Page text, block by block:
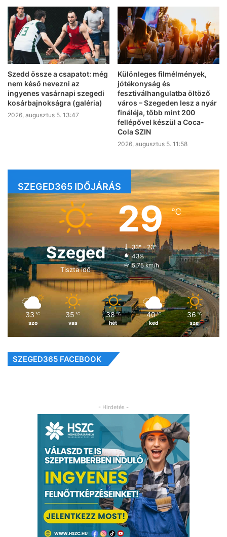
Szedd össze a csapatot: még
nem késő nevezni az
ingyenes vasárnapi szegedi
kosárbajnokságra (galéria)
2026, augusztus 5. 13:47
Különleges filmélmények,
jótékonyság és
fesztiválhangulatba öltöző
város – Szegeden lesz a nyár
fináléja, több mint 200
fellépővel készül a Coca-
Cola SZIN
2026, augusztus 5. 11:58
SZEGED365 IDŐJÁRÁS
Szeged
Tiszta idő
29℃
33º - 23º
43%
5.75 km/h
33 ℃
szo
35 ℃
vas
38 ℃
hét
40 ℃
ked
36 ℃
sze
SZEGED365 FACEBOOK
- Hirdetés -